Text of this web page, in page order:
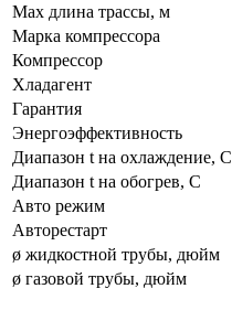
Max длина трассы, м
Марка компрессора
Компрессор
Хладагент
Гарантия
Энергоэффективность
Диапазон t на охлаждение, С
Диапазон t на обогрев, С
Авто режим
Авторестарт
ø жидкостной трубы, дюйм
ø газовой трубы, дюйм